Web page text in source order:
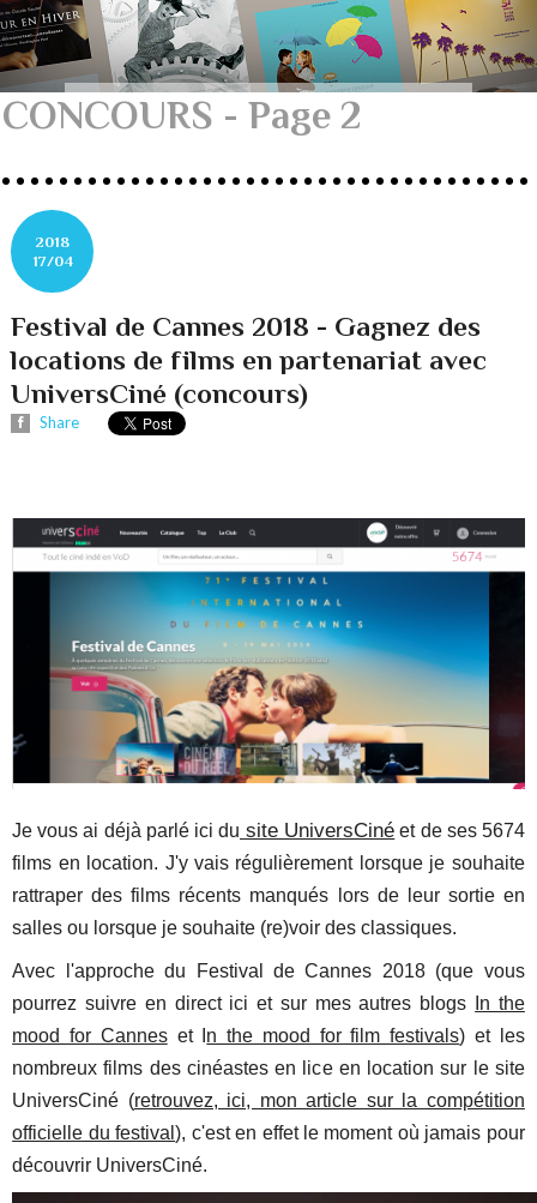
CONCOURS - Page 2
2018
17/04
Festival de Cannes 2018 - Gagnez des
locations de films en partenariat avec
UniversCiné (concours)
Share
Je vous ai déjà parlé ici du site UniversCiné et de ses 5674
films en location. J'y vais régulièrement lorsque je souhaite
rattraper des films récents manqués lors de leur sortie en
salles ou lorsque je souhaite (re)voir des classiques.
Avec l'approche du Festival de Cannes 2018 (que vous
pourrez suivre en direct ici et sur mes autres blogs
In the
mood for Canneset I n the mood for film festivals) et les
nombreux films des cinéastes en lice en location sur le site
UniversCiné (retrouvez, ici, mon article sur la compétition
officielle du festival), c'est en effet le moment où jamais pour
découvrir UniversCiné.